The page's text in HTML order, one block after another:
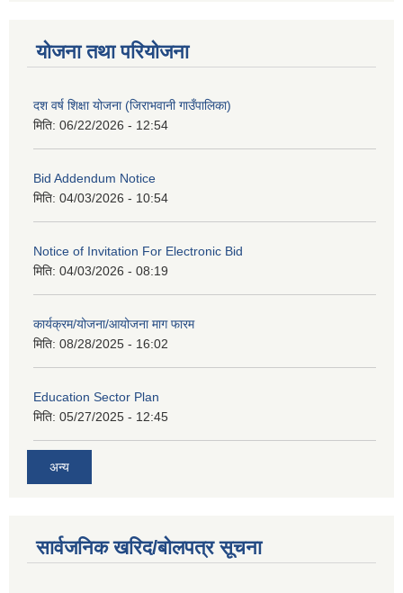
योजना तथा परियोजना
दश वर्ष शिक्षा योजना (जिराभवानी गाउँपालिका)
मिति: 06/22/2026 - 12:54
Bid Addendum Notice
मिति: 04/03/2026 - 10:54
Notice of Invitation For Electronic Bid
मिति: 04/03/2026 - 08:19
कार्यक्रम/योजना/आयोजना माग फारम
मिति: 08/28/2025 - 16:02
Education Sector Plan
मिति: 05/27/2025 - 12:45
अन्य
सार्वजनिक खरिद/बोलपत्र सूचना